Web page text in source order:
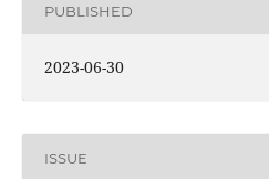
PUBLISHED
2023-06-30
ISSUE